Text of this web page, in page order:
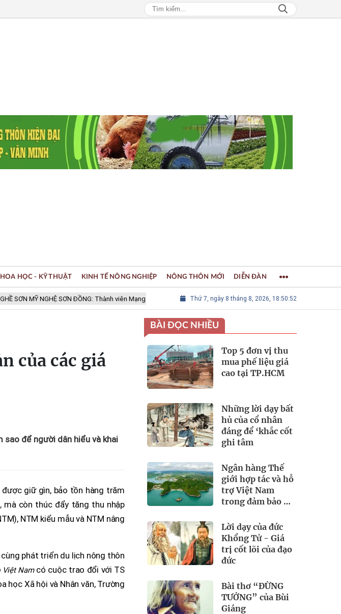
SƠN MỸ NGHỆ SƠN ĐỒNG: Thành viên Mạng lưới các Thành phố Thủ công sáng tạo Thế giới
Thứ 7, ngày 8 tháng 8, 2026, 18:50:53
HỌC - KỸ THUẬT KINH TẾ NÔNG NGHIỆP NÔNG THÔN MỚI DIỄN ĐÀN
của các giá
sao để người dân hiểu và khai
giữ gìn, bảo tồn hàng trăm
mà còn thúc đẩy tăng thu nhập
NTM kiểu mẫu và NTM nâng
phát triển du lịch nông thôn
Việt Namcó cuộc trao đổi với TS
học Xã hội và Nhân văn, Trường
BÀI ĐỌC NHIỀU
Top 5 đơn vị thu
mua phế liệu giá
cao tại TP.HCM
Những lời dạy bất
hủ của cổ nhân
đáng để ‘khắc cốt
ghi tâm
Ngân hàng Thế
giới hợp tác và hỗ
trợ Việt Nam
trong đảm bảo an
Lời dạy của đức
Khổng Tử - Giá
trị cốt lõi của đạo
đức
Bài thơ “ĐỪNG
TƯỞNG” của Bùi
Giáng